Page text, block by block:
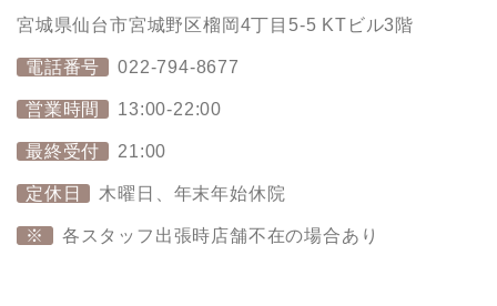
宮城県仙台市宮城野区榴岡4丁目5-5 KTビル3階
電話番号 022-794-8677
営業時間 13:00-22:00
最終受付 21:00
定休日 木曜日、年末年始休院
※ 各スタッフ出張時店舗不在の場合あり